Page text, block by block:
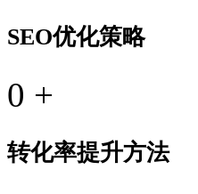
SEO优化策略
0 +
转化率提升方法